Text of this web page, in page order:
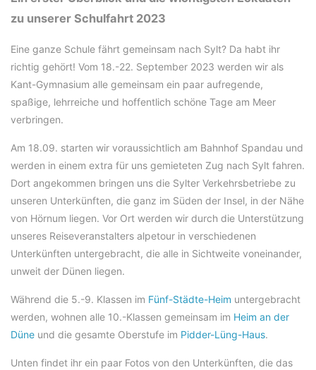
zu unserer Schulfahrt 2023
Eine ganze Schule fährt gemeinsam nach Sylt? Da habt ihr
richtig gehört! Vom 18.-22. September 2023 werden wir als
Kant-Gymnasium alle gemeinsam ein paar aufregende,
spaßige, lehrreiche und hoffentlich schöne Tage am Meer
verbringen.
Am 18.09. starten wir voraussichtlich am Bahnhof Spandau und
werden in einem extra für uns gemieteten Zug nach Sylt fahren.
Dort angekommen bringen uns die Sylter Verkehrsbetriebe zu
unseren Unterkünften, die ganz im Süden der Insel, in der Nähe
von Hörnum liegen. Vor Ort werden wir durch die Unterstützung
unseres Reiseveranstalters alpetour in verschiedenen
Unterkünften untergebracht, die alle in Sichtweite voneinander,
unweit der Dünen liegen.
Während die 5.-9. Klassen im Fünf-Städte-Heim untergebracht
werden, wohnen alle 10.-Klassen gemeinsam im Heim an der
Düne und die gesamte Oberstufe im Pidder-Lüng-Haus.
Unten findet ihr ein paar Fotos von den Unterkünften, die das